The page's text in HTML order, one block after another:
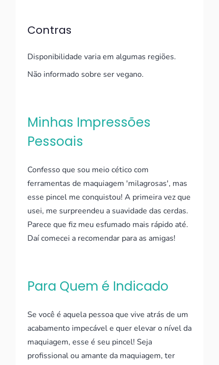
Contras
Disponibilidade varia em algumas regiões.
Não informado sobre ser vegano.
Minhas Impressões
Pessoais
Confesso que sou meio cético com
ferramentas de maquiagem 'milagrosas', mas
esse pincel me conquistou! A primeira vez que
usei, me surpreendeu a suavidade das cerdas.
Parece que fiz meu esfumado mais rápido até.
Daí comecei a recomendar para as amigas!
Para Quem é Indicado
Se você é aquela pessoa que vive atrás de um
acabamento impecável e quer elevar o nível da
maquiagem, esse é seu pincel! Seja
profissional ou amante da maquiagem, ter